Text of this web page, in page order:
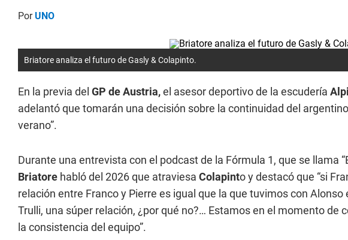
PorUNO
Briatore analiza el futuro de Gasly & Colapinto.
En la previa del GP de Austria,el asesor deportivo de la escudería
adelantó que tomarán una decisión sobre la continuidad del argentino
verano”.
Durante una entrevista con el podcast de la Fórmula 1, que se llama
Briatore habló del 2026 que atraviesa Colapinto y destacó que “si
relación entre Franco y Pierre es igual que la que tuvimos con
Trulli, una súper relación, ¿por qué no?… Estamos en el momento de
la consistencia del equipo”.